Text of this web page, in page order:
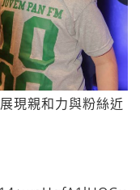
現親和力與粉絲近